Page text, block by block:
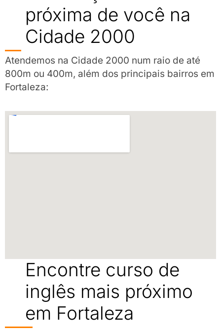
próxima de você na
Cidade 2000
Atendemos na Cidade 2000 num raio de até
800m ou 400m, além dos principais bairros em
Fortaleza:
Encontre curso de
inglês mais próximo
em Fortaleza